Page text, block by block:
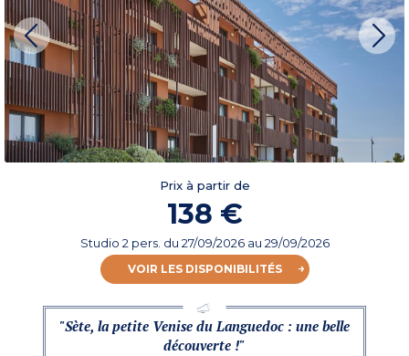
Prix à partir de
138 €
Studio 2 pers. du 27/09/2026au 29/09/2026
VOIR LES DISPONIBILITÉS
"Sète, la petite Venise du Languedoc : une belle
découverte !"